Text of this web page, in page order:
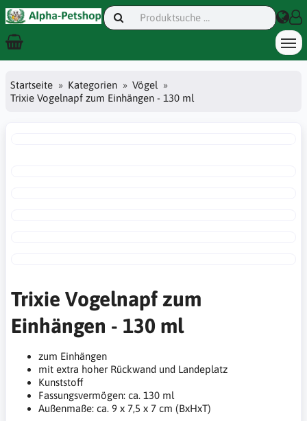
Startseite Kategorien
Vögel
Trixie Vogelnapf zum Einhängen - 130 ml
Trixie Vogelnapf zum
Einhängen - 130 ml
zum Einhängen
mit extra hoher Rückwand und Landeplatz
Kunststoff
Fassungsvermögen: ca. 130 ml
Außenmaße: ca. 9 x 7,5 x 7 cm (BxHxT)